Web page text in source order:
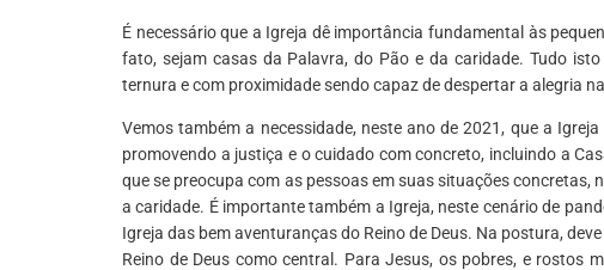
É necessário que a Igreja dê importância fundamental às
fato, sejam casas da Palavra, do Pão e da caridade. Tudo
ternura e com proximidade sendo capaz de despertar a alegria
Vemos também a necessidade, neste ano de 2021, que a
promovendo a justiça e o cuidado com concreto, incluindo a
que se preocupa com as pessoas em suas situações concretas,
a caridade. É importante também a Igreja, neste cenário de
Igreja das bem aventuranças do Reino de Deus. Na postura,
Reino de Deus como central. Para Jesus, os pobres, e rostos